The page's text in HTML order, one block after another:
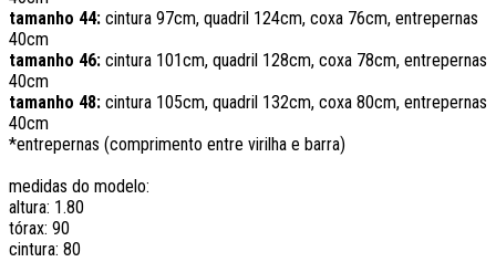
tamanho 44: cintura 97cm, quadril 124cm, coxa 76cm, entrepernas
40cm
tamanho 46: cintura 101cm, quadril 128cm, coxa 78cm, entrepernas
40cm
tamanho 48: cintura 105cm, quadril 132cm, coxa 80cm, entrepernas
40cm
*entrepernas (comprimento entre virilha e barra)
medidas do modelo:
altura: 1.80
tórax: 90
cintura: 80